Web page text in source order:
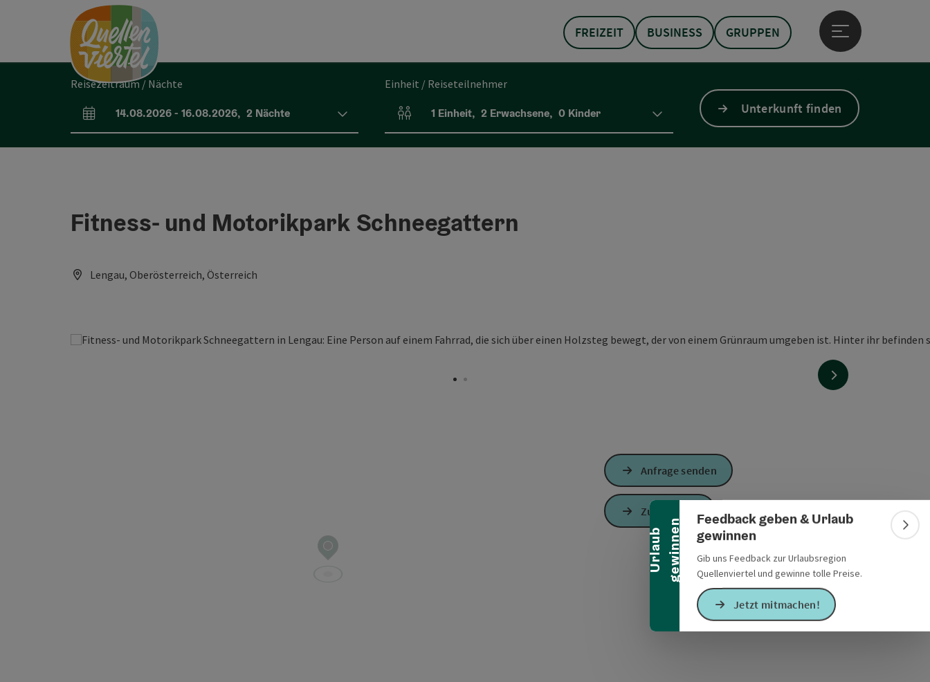
Zum InhaltAccesskey
[0]
Zur NavigationAccesskey
Zum Seitenanfang Accesskey
U
r
l
a
u
b
g
e
w
i
n
n
e n
Banner einklappen
Feedback geben & Urlaub
gewinnen
Gib uns Feedback zur Urlaubsregion
Quellenviertel und gewinne tolle Preise.
Jetzt mitmachen!
FREIZEIT BUSINESS GRUPPEN
Hauptmenü öffnen
Reisezeitraum / Nächte
An- und Abreisefelder
14.08.2026- 16.08.2026, 2 Nächte
Einheit / Reiseteilnehmer
Einheitenanzahl und Personenfelder
1 Einheit, 2 Erwachsene, 0 Kinder Unterkunft finden
Fitness- und Motorikpark Schneegattern
Lengau, Oberösterreich, Österreich
nächstes Element
Anfrage senden
Zur Website